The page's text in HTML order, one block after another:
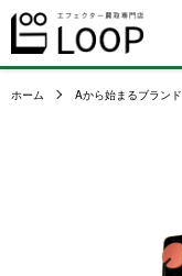
ホーム Aから始まるブランド